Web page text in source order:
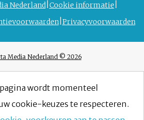
Nederland Cookie informatie
Privacyvoorwaarden
Media Nederland © 2026
wordt momenteel
cookie-keuzes te respecteren.